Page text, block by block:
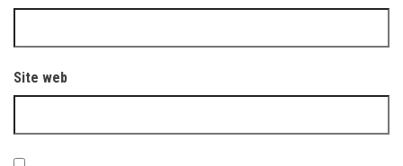
Site web